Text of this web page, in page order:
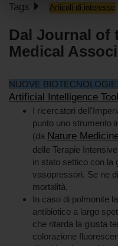
Tags Articoli di interesse
Dal Journal of
Medical
NUOVE
Artificial Intelligence
I ricercatori
punto uno strumento
(da Nature
delle Terapie
in stato settico con la
vasopressori. Se ne
mortalità.
In caso di polmonite
antibiotico a largo
che ritarda la giusta
colorazione